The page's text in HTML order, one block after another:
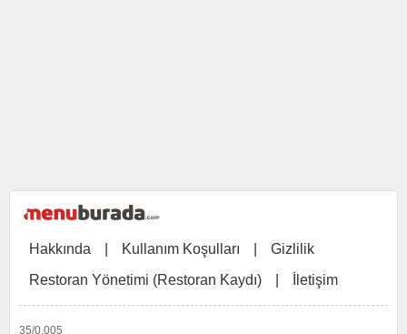
Hakkında Kullanım Koşulları
Gizlilik
Restoran Yönetimi (Restoran Kaydı)
İletişim
35/0,005